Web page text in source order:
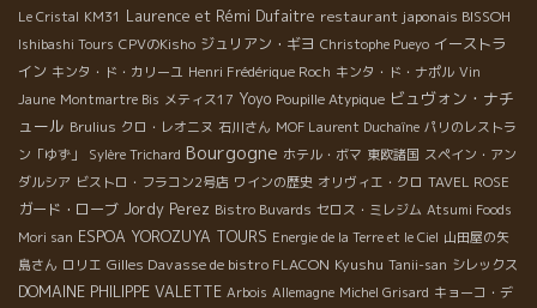
Le Cristal KM31 Laurence et Rémi Dufaitre restaurant japonais BISSOH
Ishibashi Tours CPVのKisho ジュリアン・ギヨ Christophe Pueyo イーストラ
イン キンタ・ド・カリーユ Henri Frédérique Roch キンタ・ド・ナポル Vin
Jaune Montmartre Bis メティス17 Yoyo Poupille Atypique ビュヴォン・ナチ
ュール Brulius クロ・レオニヌ 石川さん MOF Laurent Duchaîne パリのレストラ
ン「ゆず」
Sylère Trichard Bourgogne ホテル・ボマ 東欧諸国 スペイン・アン
ダルシア ビストロ・フラコン2号店 ワインの歴史 オリヴィエ・クロ TAVEL ROSE
ガード・ローブ Jordy Perez Bistro Buvards セロス・ミレジム Atsumi Foods
Mori san ESPOA YOROZUYA TOURS Energie de la Terre et le Ciel 山田屋の矢
島さん ロリエ Gilles Davasse de bistro FLACON Kyushu Tanii-san シレックス
DOMAINE PHILIPPE VALETTE Arbois Allemagne Michel Grisard キョーコ・デ